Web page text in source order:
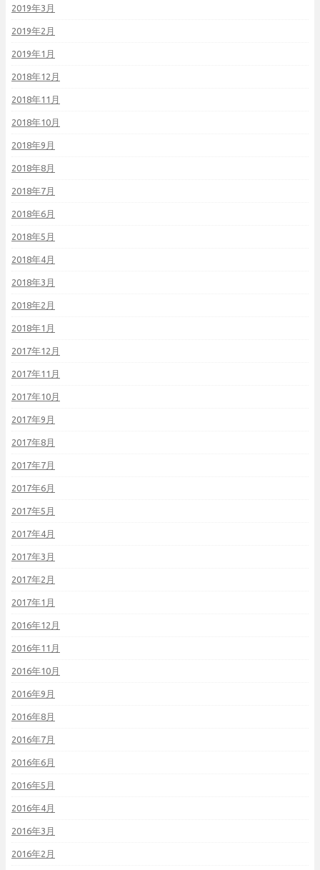
2019年3月
2019年2月
2019年1月
2018年12月
2018年11月
2018年10月
2018年9月
2018年8月
2018年7月
2018年6月
2018年5月
2018年4月
2018年3月
2018年2月
2018年1月
2017年12月
2017年11月
2017年10月
2017年9月
2017年8月
2017年7月
2017年6月
2017年5月
2017年4月
2017年3月
2017年2月
2017年1月
2016年12月
2016年11月
2016年10月
2016年9月
2016年8月
2016年7月
2016年6月
2016年5月
2016年4月
2016年3月
2016年2月